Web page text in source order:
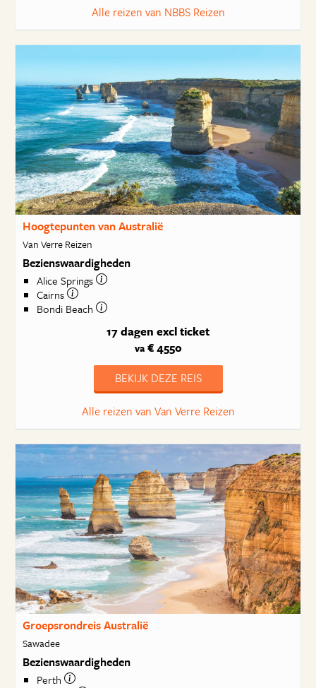
Alle reizen van NBBS Reizen
Hoogtepunten van Australië
Van Verre Reizen
Bezienswaardigheden
Alice Springs
Cairns
Bondi Beach
17 dagen excl ticket
va€ 4550
BEKIJK DEZE REIS
Alle reizen van Van Verre Reizen
Groepsrondreis Australië
Sawadee
Bezienswaardigheden
Perth